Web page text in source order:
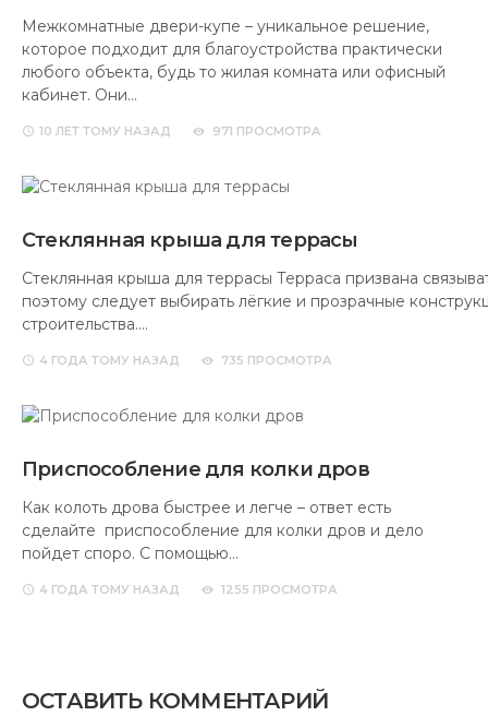
Межкомнатные двери-купе – уникальное решение,
которое подходит для благоустройства практически
любого объекта, будь то жилая комната или офисный
кабинет. Они…
10 ЛЕТ ТОМУ НАЗАД 971 ПРОСМОТРА
Стеклянная крыша для террасы
Стеклянная крыша для террасы Терраса призвана
поэтому следует выбирать лёгкие и прозрачные
строительства.…
4 ГОДА ТОМУ НАЗАД 735 ПРОСМОТРА
Приспособление для колки дров
Как колоть дрова быстрее и легче – ответ есть
сделайте приспособление для колки дров и дело
пойдет споро. С помощью…
4 ГОДА ТОМУ НАЗАД 1255 ПРОСМОТРА
ОСТАВИТЬ КОММЕНТАРИЙ